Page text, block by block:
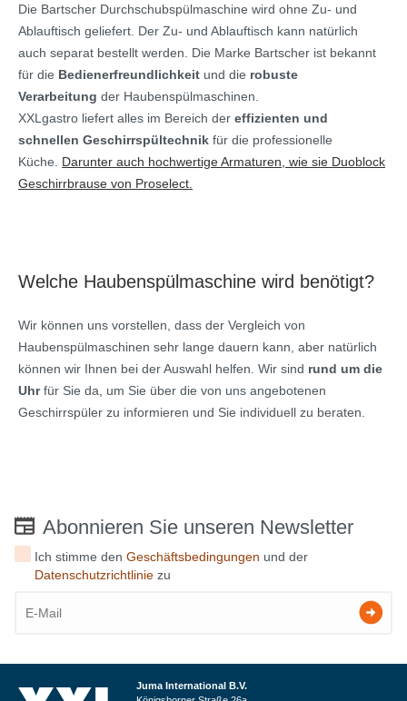
Die Bartscher Durchschubspülmaschine wird ohne Zu- und
Ablauftisch geliefert. Der Zu- und Ablauftisch kann natürlich
auch separat bestellt werden. Die Marke Bartscher ist bekannt
für die Bedienerfreundlichkeit und die robuste
Verarbeitung der Haubenspülmaschinen.
XXLgastro liefert alles im Bereich der effizienten und
schnellen Geschirrspültechnik für die professionelle
Küche. Darunter auch hochwertige Armaturen, wie sie Duoblock
Geschirrbrause von Proselect.
Welche Haubenspülmaschine wird benötigt?
Wir können uns vorstellen, dass der Vergleich von
Haubenspülmaschinen sehr lange dauern kann, aber natürlich
können wir Ihnen bei der Auswahl helfen. Wir sind rund um die
Uhrfür Sie da, um Sie über die von uns angebotenen
Geschirrspüler zu informieren und Sie individuell zu beraten.
Abonnieren Sie unseren Newsletter
Ich stimme denGeschäftsbedingungen und der
Datenschutzrichtlinie zu
Juma International B.V.